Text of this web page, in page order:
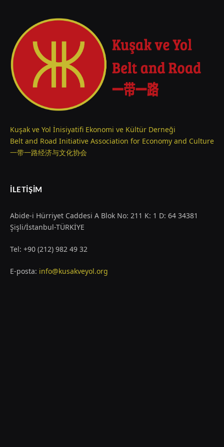
Kuşak ve Yol İnisiyatifi Ekonomi ve Kültür Derneği
Belt and Road Initiative Association for Economy and Culture
一带一路经济与文化协会
İLETIŞIM
Abide-i Hürriyet Caddesi A Blok No: 211 K: 1 D: 64 34381
Şişli/İstanbul-TÜRKİYE
Tel: +90 (212) 982 49 32
E-posta: info@kusakveyol.org